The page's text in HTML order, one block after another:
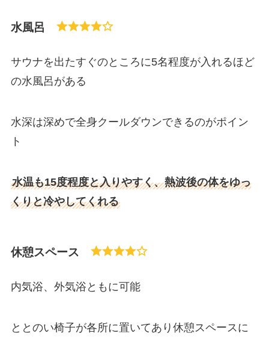
水風呂
サウナを出たすぐのところに5名程度が入れるほど
の水風呂がある
水深は深めで全身クールダウンできるのがポイン
ト
水温も15度程度と入りやすく、熱波後の体をゆっ
くりと冷やしてくれる
休憩スペース
内気浴、外気浴ともに可能
ととのい椅子が各所に置いてあり休憩スペースに